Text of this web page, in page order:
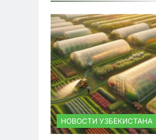
НОВОСТИ УЗБЕКИСТАНА